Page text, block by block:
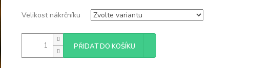
Velikost nákrčníku
PŘIDAT DO KOŠÍKU